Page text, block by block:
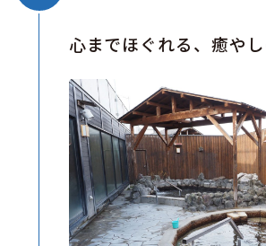
心までほぐれる、癒や